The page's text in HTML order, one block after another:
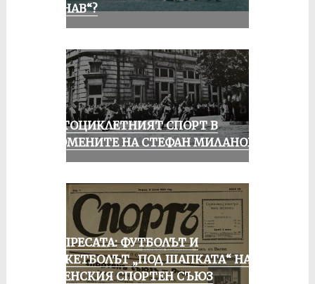
„ДУНАВ“?
МОТОЦИКЛЕТНИЯТ СПОРТ В
СПОМЕНИТЕ НА СТЕФАН МИЛАНОВ
ОТ ПРЕСАТА: ФУТБОЛЪТ И
БАСКЕТБОЛЪТ „ПОД ШАПКАТА“ НА
РУСЕНСКИЯ СПОРТЕН СЪЮЗ